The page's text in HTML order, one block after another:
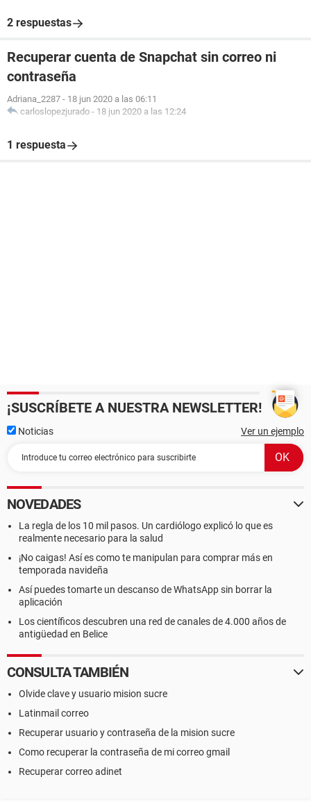
2 respuestas
Recuperar cuenta de Snapchat sin correo ni
contraseña
Adriana_2287 - 18 jun 2020 a las 06:11
carloslopezjurado - 18 jun 2020 a las 12:24
1 respuesta
¡SUSCRÍBETE A NUESTRA NEWSLETTER!
Noticias Ver un ejemplo
NOVEDADES
La regla de los 10 mil pasos. Un cardiólogo explicó lo que es
realmente necesario para la salud
¡No caigas! Así es como te manipulan para comprar más en
temporada navideña
Así puedes tomarte un descanso de WhatsApp sin borrar la
aplicación
Los científicos descubren una red de canales de 4.000 años de
antigüedad en Belice
CONSULTA TAMBIÉN
Olvide clave y usuario mision sucre
Latinmail correo
Recuperar usuario y contraseña de la mision sucre
Como recuperar la contraseña de mi correo gmail
Recuperar correo adinet